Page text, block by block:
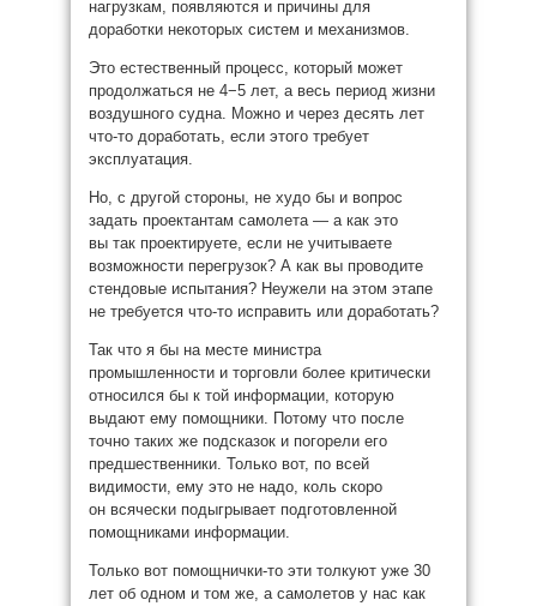
нагрузкам, появляются и причины для
доработки некоторых систем и механизмов.
Это естественный процесс, который может
продолжаться не 4−5 лет, а весь период жизни
воздушного судна. Можно и через десять лет
что-то доработать, если этого требует
эксплуатация.
Но, с другой стороны, не худо бы и вопрос
задать проектантам самолета — а как это
вы так проектируете, если не учитываете
возможности перегрузок? А как вы проводите
стендовые испытания? Неужели на этом этапе
не требуется что-то исправить или доработать?
Так что я бы на месте министра
промышленности и торговли более критически
относился бы к той информации, которую
выдают ему помощники. Потому что после
точно таких же подсказок и погорели его
предшественники. Только вот, по всей
видимости, ему это не надо, коль скоро
он всячески подыгрывает подготовленной
помощниками информации.
Только вот помощнички-то эти толкуют уже 30
лет об одном и том же, а самолетов у нас как